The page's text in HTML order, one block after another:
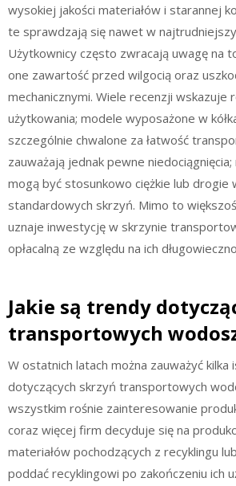
wysokiej jakości materiałów i starannej
te sprawdzają się nawet w
Użytkownicy często zwracają uwagę na
one zawartość przed wilgocią oraz
mechanicznymi. Wiele recenzji wskazuje
użytkowania; modele wyposażone w
szczególnie chwalone za łatwość
zauważają jednak pewne
mogą być stosunkowo ciężkie lub drogie
standardowych skrzyń. Mimo to
uznaje inwestycję w skrzynie
opłacalną ze względu na ich
Jakie są trendy
transportowych
W ostatnich latach można zauważyć
dotyczących skrzyń transportowych
wszystkim rośnie zainteresowanie
coraz więcej firm decyduje się na
materiałów pochodzących z recyklingu
poddać recyklingowi po zakończeniu ich